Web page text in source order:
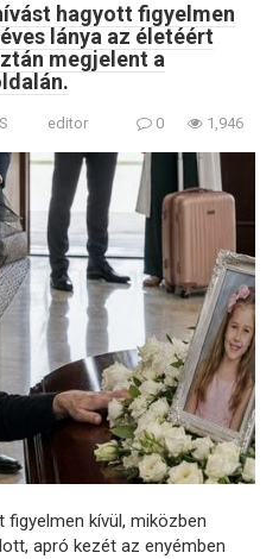
hagyott figyelmen
lánya az életéért
megjelent a
editor 0 1,946
kívül, miközben
apró kezét az enyémben